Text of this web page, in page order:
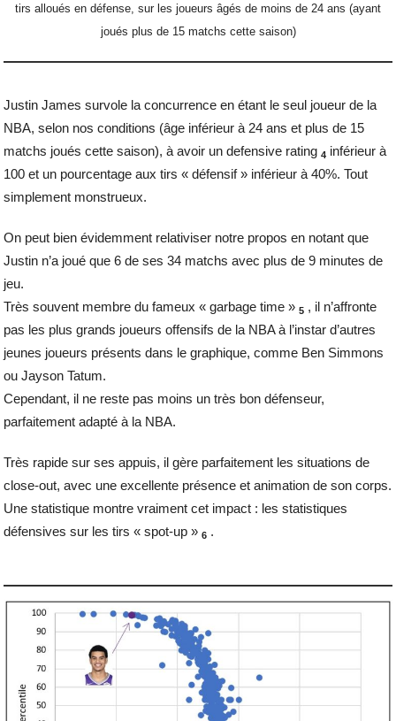
tirs alloués en défense, sur les joueurs âgés de moins de 24 ans (ayant
joués plus de 15 matchs cette saison)
Justin James survole la concurrence en étant le seul joueur de la
NBA, selon nos conditions (âge inférieur à 24 ans et plus de 15
matchs joués cette saison), à avoir un defensive rating 4 inférieur à
100 et un pourcentage aux tirs « défensif » inférieur à 40%. Tout
simplement monstrueux.
On peut bien évidemment relativiser notre propos en notant que
Justin n’a joué que 6 de ses 34 matchs avec plus de 9 minutes de
jeu.
Très souvent membre du fameux « garbage time »5 , il n’affronte
pas les plus grands joueurs offensifs de la NBA à l’instar d’autres
jeunes joueurs présents dans le graphique, comme Ben Simmons
ou Jayson Tatum.
Cependant, il ne reste pas moins un très bon défenseur,
parfaitement adapté à la NBA.
Très rapide sur ses appuis, il gère parfaitement les situations de
close-out, avec une excellente présence et animation de son corps.
Une statistique montre vraiment cet impact : les statistiques
défensives sur les tirs « spot-up »6 .